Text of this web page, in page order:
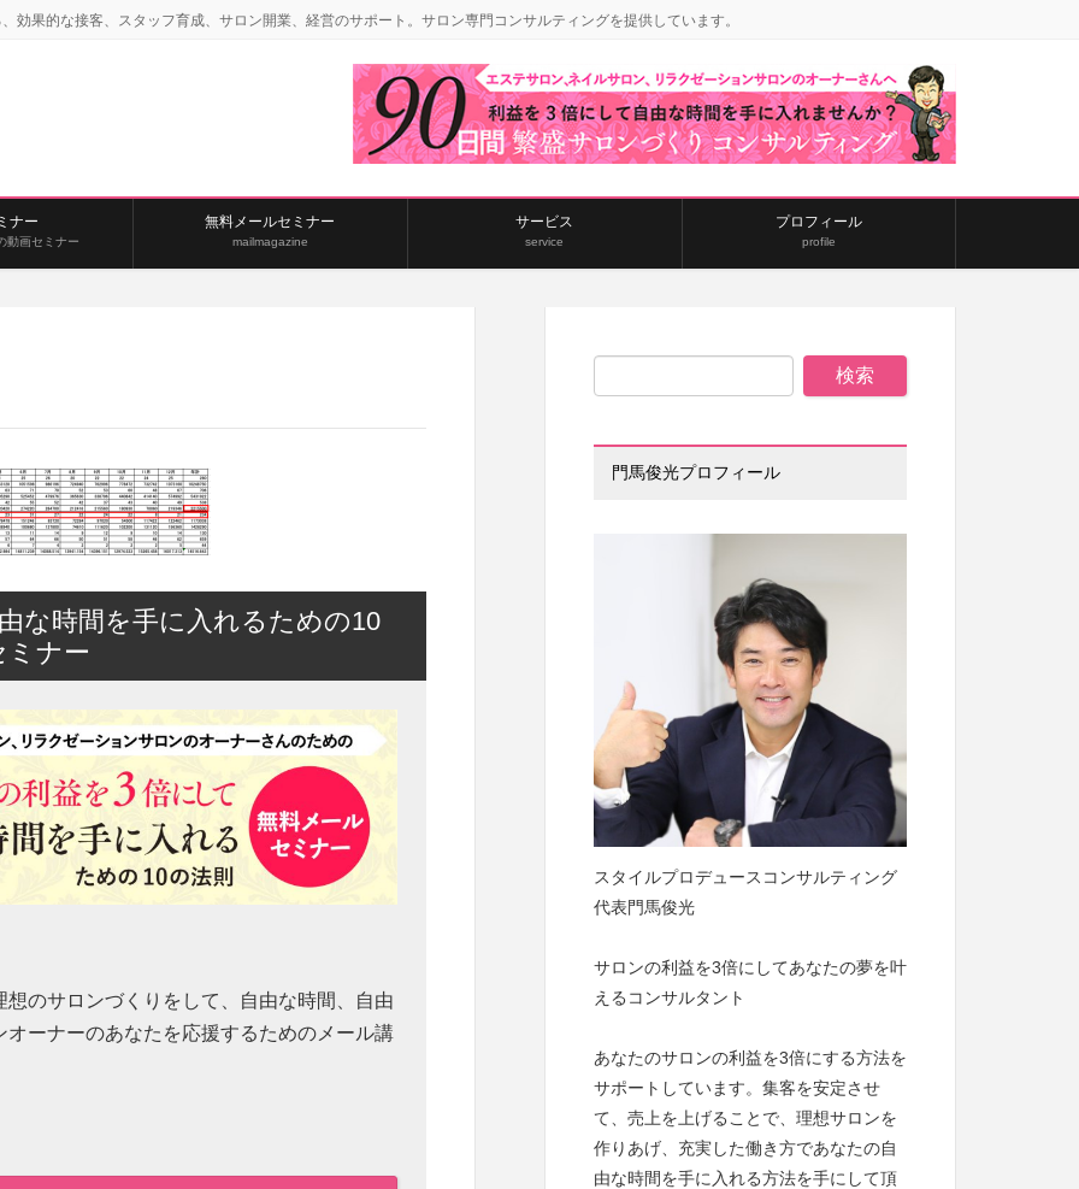
効果的な接客、スタッフ育成、サロン開業、経営のサポート。サロン専門コンサルティングを提供しています。
ナー
動画セミナー
無料メールセミナー
mailmagazine
サービス
service
プロフィール
profile
な時間を手に入れるための10
ミナー
のサロンづくりをして、自由な時間、自由
ーナーのあなたを応援するためのメール講
門馬俊光プロフィール
スタイルプロデュースコンサルティング
代表門馬俊光
サロンの利益を3倍にしてあなたの夢を叶
えるコンサルタント
あなたのサロンの利益を3倍にする方法を
サポートしています。集客を安定させ
て、売上を上げることで、理想サロンを
作りあげ、充実した働き方であなたの自
由な時間を手に入れる方法を手にして頂